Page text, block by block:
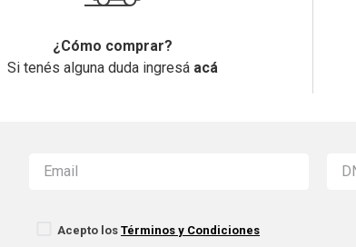
¿Cómo comprar?
Si tenés alguna duda ingresá acá
Acepto losTérminos y Condiciones